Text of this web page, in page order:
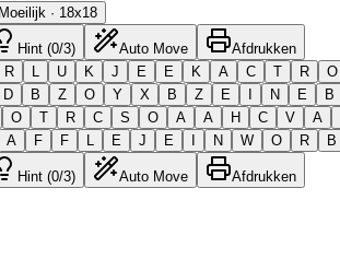
Moeilijk · 18x18
Hint (0/3) Auto Move
Afdrukken
R L U K J E E K A C T R O
D B Z O Y X B Z E I N E B
O T R C S O A A H C V A
A F F L E J E I N W O R B
Hint (0/3) Auto Move Afdrukken